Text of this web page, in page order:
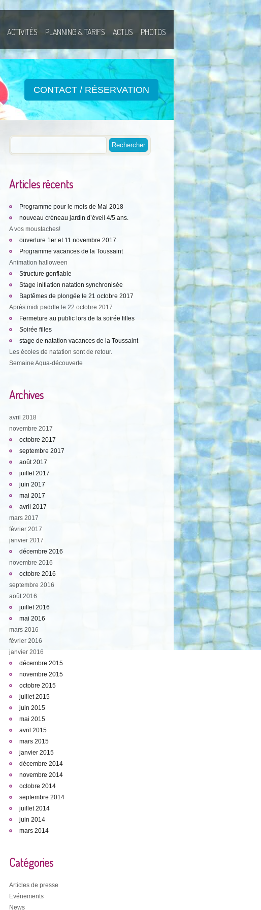
ACTIVITÉS PLANNING & TARIFS ACTUS PHOTOS
CONTACT / RÉSERVATION
Articles récents
Programme pour le mois de Mai 2018
nouveau créneau jardin d’éveil 4/5 ans.
A vos moustaches!
ouverture 1er et 11 novembre 2017.
Programme vacances de la Toussaint
Animation halloween
Structure gonflable
Stage initiation natation synchronisée
Baptêmes de plongée le 21 octobre 2017
Après midi paddle le 22 octobre 2017
Fermeture au public lors de la soirée filles
Soirée filles
stage de natation vacances de la Toussaint
Les écoles de natation sont de retour.
Semaine Aqua-découverte
Archives
avril 2018
novembre 2017
octobre 2017
septembre 2017
août 2017
juillet 2017
juin 2017
mai 2017
avril 2017
mars 2017
février 2017
janvier 2017
décembre 2016
novembre 2016
octobre 2016
septembre 2016
août 2016
juillet 2016
mai 2016
mars 2016
février 2016
janvier 2016
décembre 2015
novembre 2015
octobre 2015
juillet 2015
juin 2015
mai 2015
avril 2015
mars 2015
janvier 2015
décembre 2014
novembre 2014
octobre 2014
septembre 2014
juillet 2014
juin 2014
mars 2014
Catégories
Articles de presse
Evénements
News